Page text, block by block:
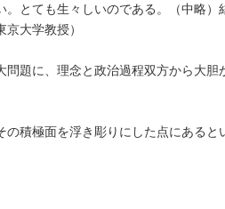
とても生々しいのである。（中略
大学教授）
題に、理念と政治過程双方から大
積極面を浮き彫りにした点にあると